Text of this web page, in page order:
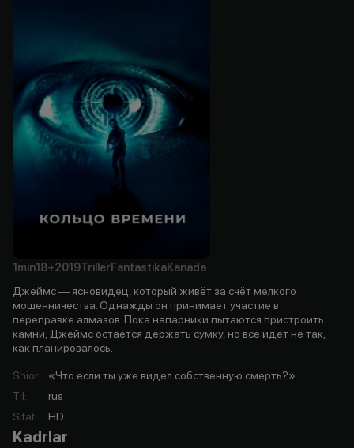
1min18+2019Triller FantastikaKanada
Джеймс — ясновидец, который живёт за счёт мелкого
мошенничества. Однажды он принимает участие в
переправке алмазов. Пока напарники пытаются пристроить
камни, Джеймс остаётся держать сумку, но все идет не так,
как планировалось.
Shior:
«Что если ты уже видел собственную смерть?»
Til:
rus
Sifati: HD
Kadrlar